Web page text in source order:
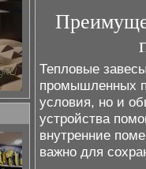
Тепловые
промышленных
условия, но и
устройства
внутренние
важно для